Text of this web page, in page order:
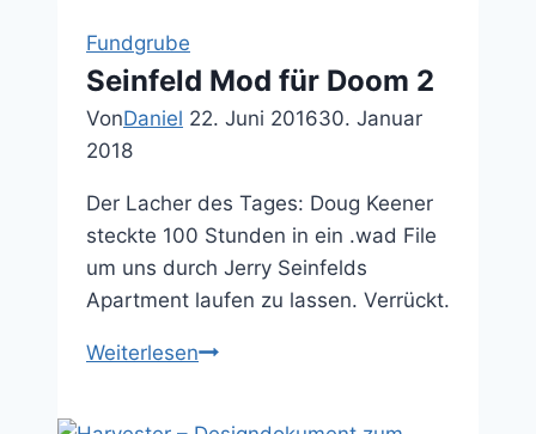
Fundgrube
Seinfeld Mod für Doom 2
VonDaniel 22. Juni 201630. Januar
2018
Der Lacher des Tages: Doug Keener
steckte 100 Stunden in ein .wad File
um uns durch Jerry Seinfelds
Apartment laufen zu lassen. Verrückt.
WeiterlesenSeinfeld